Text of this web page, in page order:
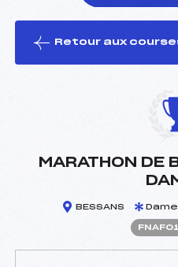
le ski
Retour aux
MARATHON DE
BESSANS